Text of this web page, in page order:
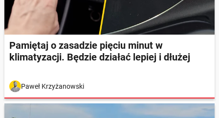
Pamiętaj o zasadzie pięciu minut w
klimatyzacji. Będzie działać lepiej i dłużej
Paweł Krzyżanowski